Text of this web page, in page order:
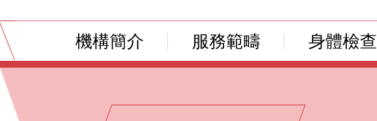
機構簡介 服務範疇 身體檢查